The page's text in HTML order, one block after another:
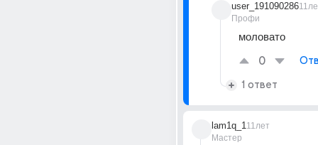
user_191090286
Профи
моловато
0
1 ответ
lam1q_1
Мастер
11лет